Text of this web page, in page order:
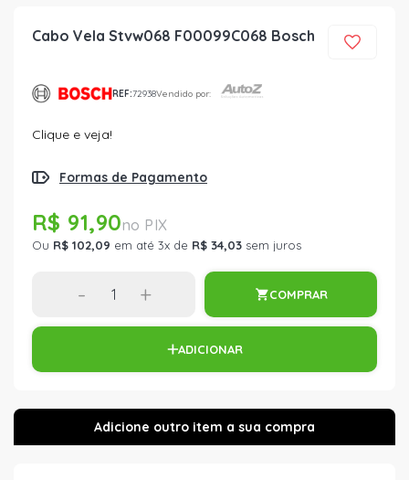
Cabo Vela Stvw068 F00099C068 Bosch
REF:72938Vendido por:
Clique e veja!
Formas de Pagamento
R$ 91,90
Ou R$ 102,09 em até 3x de R$ 34,03 sem juros
- + COMPRAR
ADICIONAR